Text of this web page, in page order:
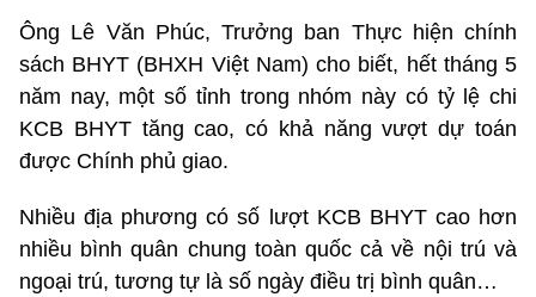
Ông Lê Văn Phúc, Trưởng ban Thực hiện chính
sách BHYT (BHXH Việt Nam) cho biết, hết tháng 5
năm nay, một số tỉnh trong nhóm này có tỷ lệ chi
KCB BHYT tăng cao, có khả năng vượt dự toán
được Chính phủ giao.
Nhiều địa phương có số lượt KCB BHYT cao hơn
nhiều bình quân chung toàn quốc cả về nội trú và
ngoại trú, tương tự là số ngày điều trị bình quân…